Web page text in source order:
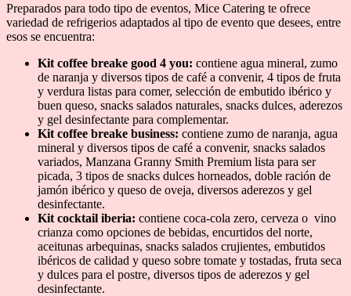
Preparados para todo tipo de eventos, Mice Catering te ofrece
variedad de refrigerios adaptados al tipo de evento que desees, entre
esos se encuentra:
Kit coffee breake good 4 you: contiene agua mineral, zumo
de naranja y diversos tipos de café a convenir, 4 tipos de fruta
y verdura listas para comer, selección de embutido ibérico y
buen queso, snacks salados naturales, snacks dulces, aderezos
y gel desinfectante para complementar.
Kit coffee breake business: contiene zumo de naranja, agua
mineral y diversos tipos de café a convenir, snacks salados
variados, Manzana Granny Smith Premium lista para ser
picada, 3 tipos de snacks dulces horneados, doble ración de
jamón ibérico y queso de oveja, diversos aderezos y gel
desinfectante.
Kit cocktail iberia: contiene coca-cola zero, cerveza o vino
crianza como opciones de bebidas, encurtidos del norte,
aceitunas arbequinas, snacks salados crujientes, embutidos
ibéricos de calidad y queso sobre tomate y tostadas, fruta seca
y dulces para el postre, diversos tipos de aderezos y gel
desinfectante.